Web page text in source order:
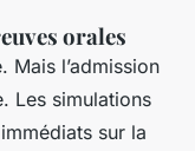
orales
Mais l’admission
Les simulations
sur la